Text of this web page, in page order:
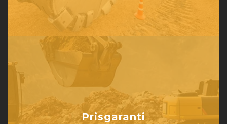
Prisgaranti